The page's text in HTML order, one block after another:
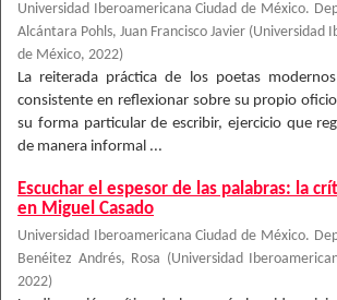
Universidad Iberoamericana Ciudad de México.
Alcántara Pohls, Juan Francisco Javier (Universidad
de México, 2022)
La reiterada práctica de los poetas
consistente en reflexionar sobre su propio
su forma particular de escribir, ejercicio que
de manera informal ...
Escuchar el espesor de las palabras: la
en Miguel Casado
Universidad Iberoamericana Ciudad de México.
Benéitez Andrés, Rosa
(Universidad
2022)